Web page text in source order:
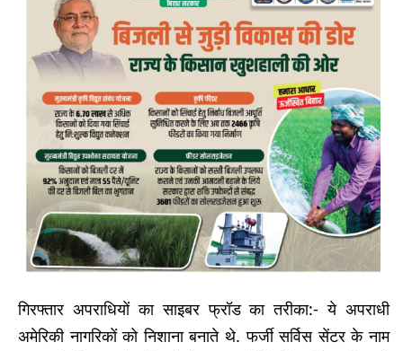
गिरफ्तार अपराधियों का साइबर फ्रॉड का तरीका:- ये अपराधी
अमेरिकी नागरिकों को निशाना बनाते थे. फर्जी सर्विस सेंटर के नाम